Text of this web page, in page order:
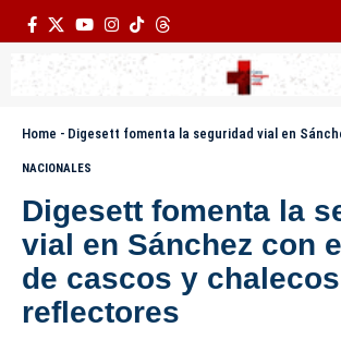
Home - Digesett fomenta la seguridad vial en Sánchez con entrega de
NACIONALES
Digesett fomenta la
vial en Sánchez con
de cascos y chalecos
reflectores